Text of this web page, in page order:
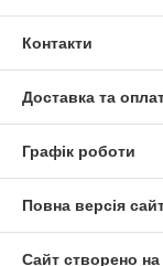
Контакти
Доставка та
Графік роботи
Повна версія
Сайт створено на